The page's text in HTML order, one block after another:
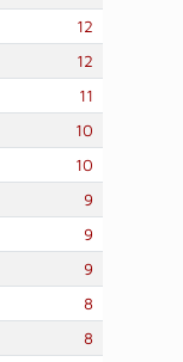
12
12
11
10
10
9
9
9
8
8